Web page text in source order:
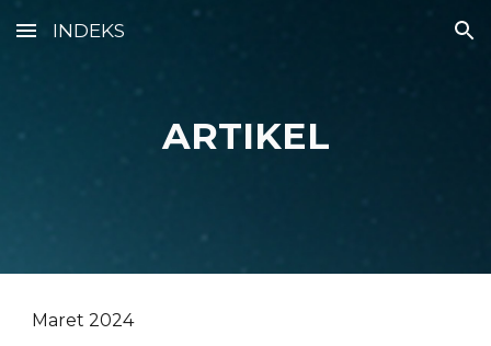
Skip to main content Skip to navigation
INDEKS
ARTIKEL
Maret 2024